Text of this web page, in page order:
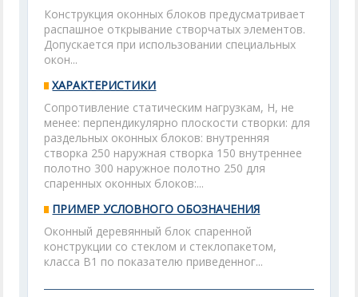
Конструкция оконных блоков предусматривает
распашное открывание створчатых элементов.
Допускается при использовании специальных
окон...
ХАРАКТЕРИСТИКИ
Сопротивление статическим нагрузкам, Н, не
менее: перпендикулярно плоскости створки: для
раздельных оконных блоков: внутренняя
створка 250 наружная створка 150 внутреннее
полотно 300 наружное полотно 250 для
спаренных оконных блоков:...
ПРИМЕР УСЛОВНОГО ОБОЗНАЧЕНИЯ
Оконный деревянный блок спаренной
конструкции со стеклом и стеклопакетом,
класса В1 по показателю приведенног...